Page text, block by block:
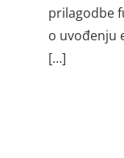
prilagodbe
o uvođenju
[…]